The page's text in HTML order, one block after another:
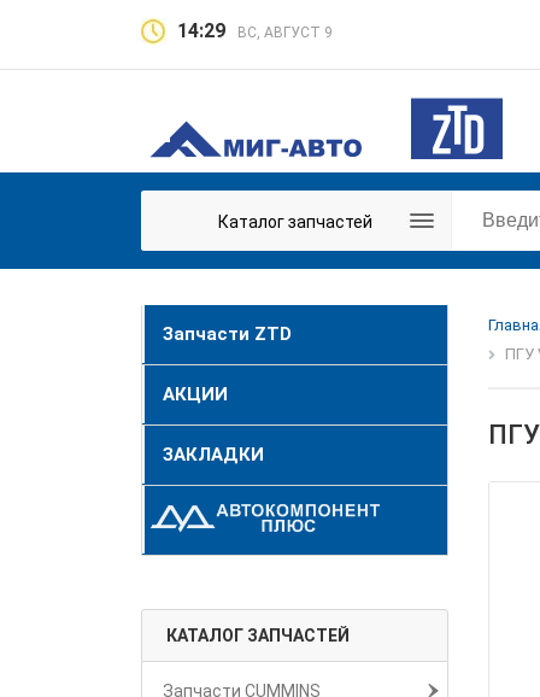
14:29 ВС, АВГУСТ 9
Каталог запчастей
Запчасти ZTD
АКЦИИ
ЗАКЛАДКИ
КАТАЛОГ ЗАПЧАСТЕЙ
Запчасти CUMMINS
ПГУ